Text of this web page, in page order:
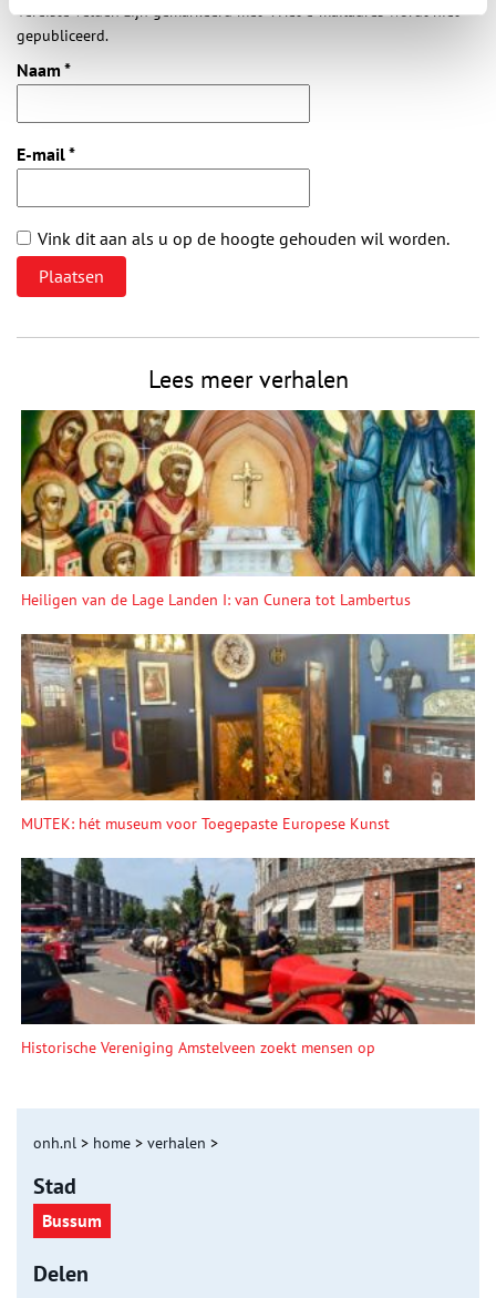
Vereiste velden zijn gemarkeerd met *. Het e-mailadres wordt niet
gepubliceerd.
Naam *
E-mail*
Vink dit aan als u op de hoogte gehouden wil worden.
Lees meer verhalen
Heiligen van de Lage Landen I: van Cunera tot Lambertus
MUTEK: hét museum voor Toegepaste Europese Kunst
Historische Vereniging Amstelveen zoekt mensen op
onh.nl > home > verhalen >
Stad
Bussum
Delen